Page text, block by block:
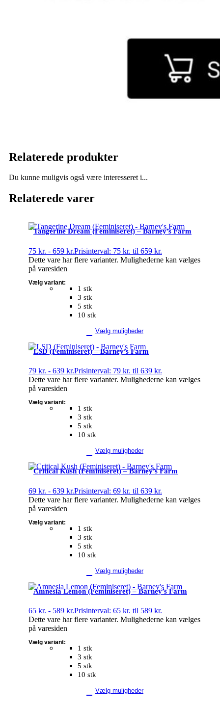
Relaterede produkter
Du kunne muligvis også være interesseret i...
Relaterede varer
Tangerine Dream (Feminiseret) – Barney’s Farm
75 kr. - 659 kr.Prisinterval: 75 kr. til 659 kr.
1 stk
3 stk
5 stk
10 stk
Vælg variant:
Vælg muligheder
Dette vare har flere varianter. Mulighederne kan vælges
på varesiden
LSD (Feminiseret) – Barney’s Farm
79 kr. - 639 kr.Prisinterval: 79 kr. til 639 kr.
1 stk
3 stk
5 stk
10 stk
Vælg variant:
Vælg muligheder
Dette vare har flere varianter. Mulighederne kan vælges
på varesiden
Critical Kush (Feminiseret) – Barney’s Farm
69 kr. - 639 kr.Prisinterval: 69 kr. til 639 kr.
1 stk
3 stk
5 stk
10 stk
Vælg variant:
Vælg muligheder
Dette vare har flere varianter. Mulighederne kan vælges
på varesiden
Amnesia Lemon (Feminiseret) – Barney’s Farm
65 kr. - 589 kr.Prisinterval: 65 kr. til 589 kr.
1 stk
3 stk
5 stk
10 stk
Vælg variant:
Vælg muligheder
Dette vare har flere varianter. Mulighederne kan vælges
på varesiden